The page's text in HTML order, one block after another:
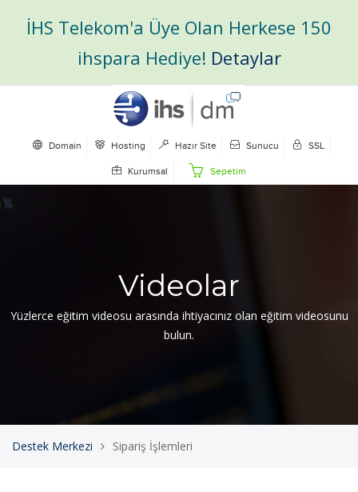
İHS Telekom'a Üye Olan Herkese 150
ihspara Hediye! Detaylar
Domain Hosting Hazır Site Sunucu SSL
Kurumsal Sepetim
Videolar
Yüzlerce eğitim videosu arasında ihtiyacınız olan eğitim videosunu
bulun.
Destek Merkezi Sipariş İşlemleri